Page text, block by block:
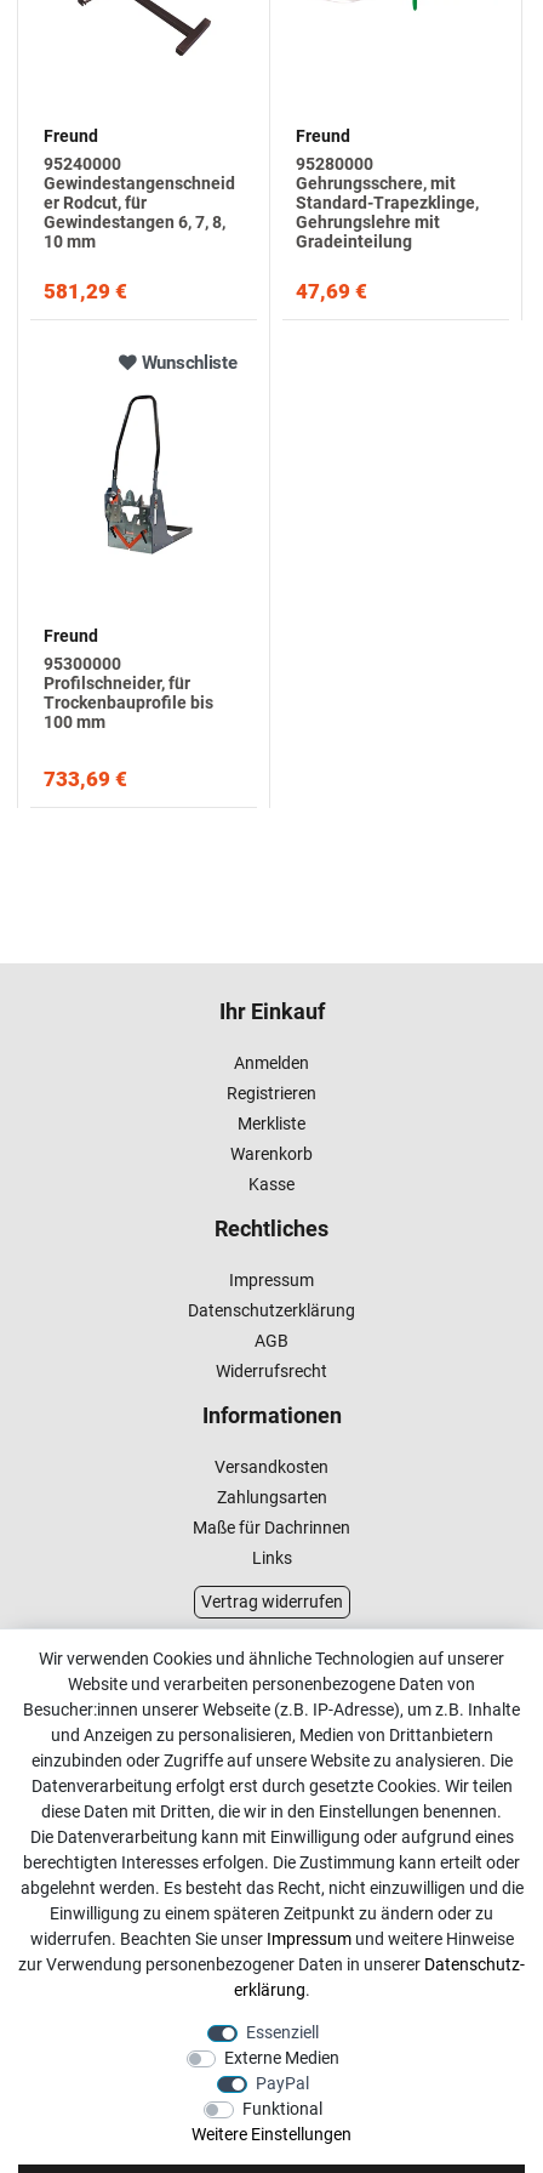
Freund
95240000
Gewindestangenschneid
er Rodcut, für
Gewindestangen 6, 7, 8,
10 mm
581,29 €
Freund
95280000
Gehrungsschere, mit
Standard-Trapezklinge,
Gehrungslehre mit
Gradeinteilung
47,69 €
Wunschliste
Freund
95300000
Profilschneider, für
Trockenbauprofile bis
100 mm
733,69 €
Ihr Einkauf
Anmelden
Registrieren
Merkliste
Warenkorb
Kasse
Rechtliches
Impressum
Datenschutzerklärung
AGB
Widerrufsrecht
Informationen
Versandkosten
Zahlungsarten
Maße für Dachrinnen
Links
Vertrag widerrufen
Kundenservice
Kontakt
Online Retourenservice
Kontakt
info@dachdecker-shop.de
+49 3501 507295
Montag - Freitag, 08:00 - 16:00
Anrufe aus dem dt. Festnetz zum Ortstarif, Preise aus dem
Mobilfunknetz ggf. abweichend (abhängig vom Provider).
Wir verwenden Cookies und ähnliche Technologien auf unserer
Website und verarbeiten personenbezogene Daten von
Besucher:innen unserer Webseite (z.B. IP-Adresse), um z.B. Inhalte
und Anzeigen zu personalisieren, Medien von Drittanbietern
einzubinden oder Zugriffe auf unsere Website zu analysieren. Die
Datenverarbeitung erfolgt erst durch gesetzte Cookies. Wir teilen
diese Daten mit Dritten, die wir in den Einstellungen benennen.
Die Datenverarbeitung kann mit Einwilligung oder aufgrund eines
berechtigten Interesses erfolgen. Die Zustimmung kann erteilt oder
abgelehnt werden. Es besteht das Recht, nicht einzuwilligen und die
Einwilligung zu einem späteren Zeitpunkt zu ändern oder zu
widerrufen. Beachten Sie unser Impressumund weitere Hinweise
zur Verwendung personenbezogener Daten in unserer Daten­schutz­
erklärung.
Essenziell
Externe Medien
PayPal
Funktional
Weitere Einstellungen